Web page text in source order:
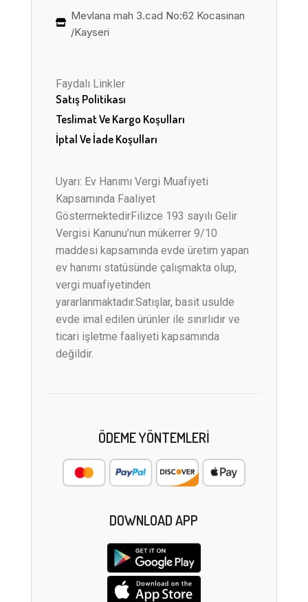
Mevlana mah 3.cad No:62 Kocasinan
/Kayseri
Faydalı Linkler
Satış Politikası
Teslimat Ve Kargo Koşulları
İptal Ve İade Koşulları
Uyarı: Ev Hanımı Vergi Muafiyeti
Kapsamında Faaliyet
GöstermektedirFilizce 193 sayılı Gelir
Vergisi Kanunu’nun mükerrer 9/10
maddesi kapsamında evde üretim yapan
ev hanımı statüsünde çalışmakta olup,
vergi muafiyetinden
yararlanmaktadır.Satışlar, basit usulde
evde imal edilen ürünler ile sınırlıdır ve
ticari işletme faaliyeti kapsamında
değildir.
ÖDEME YÖNTEMLERI
DOWNLOAD APP